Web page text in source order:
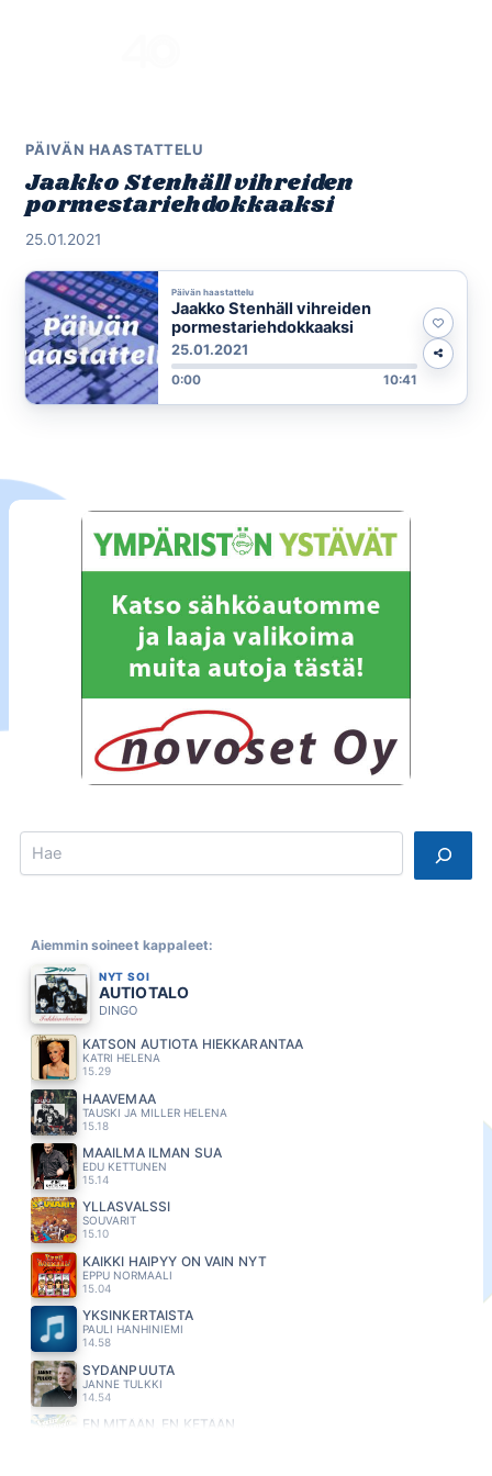
PÄIVÄN HAASTATTELU
Jaakko Stenhäll vihreiden
pormestariehdokkaaksi
25.01.2021
Päivän haastattelu
Jaakko Stenhäll vihreiden
pormestariehdokkaaksi
25.01.2021
0:00 10:41
Search
Aiemmin soineet kappaleet:
NYT SOI
AUTIOTALO
DINGO
KATSON AUTIOTA HIEKKARANTAA
KATRI HELENA
15.29
HAAVEMAA
TAUSKI JA MILLER HELENA
15.18
MAAILMA ILMAN SUA
EDU KETTUNEN
15.14
YLLÄSVALSSI
SOUVARIT
15.10
KAIKKI HAIPYY ON VAIN NYT
EPPU NORMAALI
15.04
YKSINKERTAISTA
PAULI HANHINIEMI
14.58
SYDÄNPUUTA
JANNE TULKKI
14.54
EN MITÄÄN, EN KETÄÄN